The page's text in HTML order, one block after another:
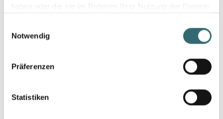
Notwendig
Präferenzen
Statistiken
Überbestände zu vermeiden und dadurch
Lagerhaltung sowie optimale Bestellmenge ermöglichen
In Bäckereien verhilft eine Absatzprognose zur besseren
Planung von Produktion und Angebot. Die Menge an